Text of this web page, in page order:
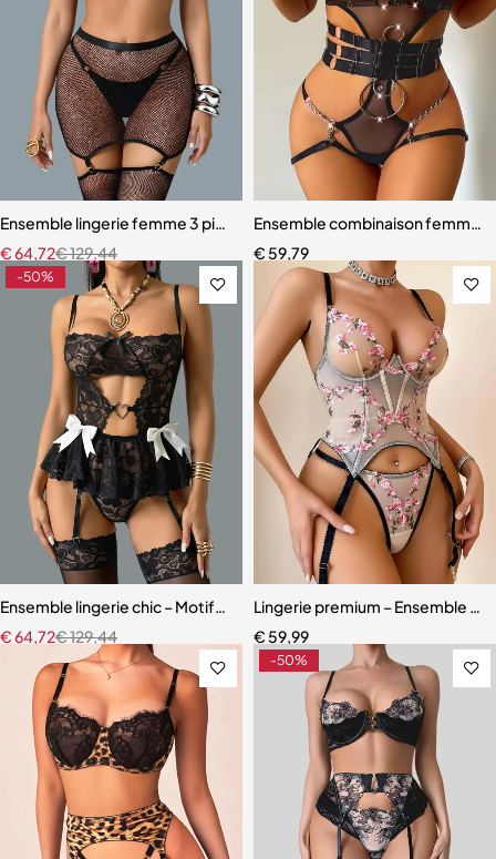
Ensemble lingerie femme 3 pièces – Résille noire brodée avec
€129,44
€64,72
Ensemble combinaison femme
€ 59,79
-50%
Ensemble lingerie chic – Motifs cœur, découpes raffinées et
€129,44
€64,72
Lingerie premium – Ensemble
€ 59,99
-50%